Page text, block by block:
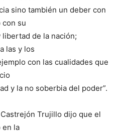
sino también un deber con
su
de la nación;
las y los
con las cualidades que
y la no soberbia del poder”.
Trujillo dijo que el
en la